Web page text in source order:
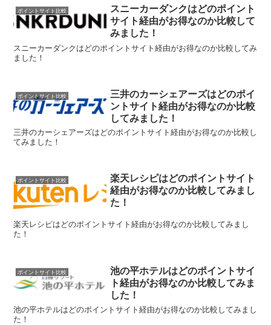
ポイントサイト比較
スニーカーダンクはどのポイント
サイト経由がお得なのか比較して
みました！
スニーカーダンクはどのポイントサイト経由がお得なのか比較してみ
ました！
ポイントサイト比較
三井のカーシェアーズはどのポイ
ントサイト経由がお得なのか比較
してみました！
三井のカーシェアーズはどのポイントサイト経由がお得なのか比較し
てみました！
ポイントサイト比較
楽天レシピはどのポイントサイト
経由がお得なのか比較してみまし
た！
楽天レシピはどのポイントサイト経由がお得なのか比較してみまし
た！
ポイントサイト比較
池の平ホテルはどのポイントサイ
ト経由がお得なのか比較してみま
した！
池の平ホテルはどのポイントサイト経由がお得なのか比較してみまし
た！